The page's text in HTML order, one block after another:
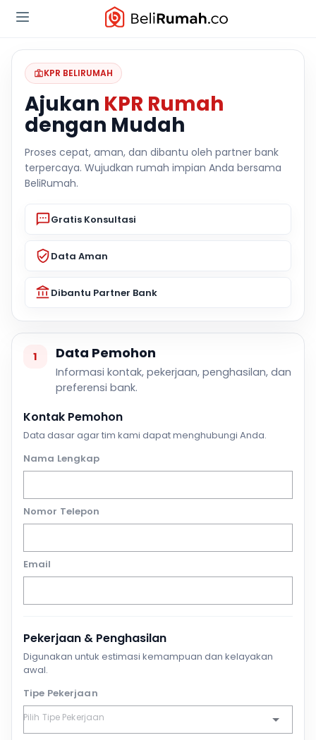
KPR BELIRUMAH
Ajukan KPR Rumah
dengan Mudah
Proses cepat, aman, dan dibantu oleh partner bank
terpercaya. Wujudkan rumah impian Anda bersama
BeliRumah.
Gratis Konsultasi
Data Aman
Dibantu Partner Bank
1 Data Pemohon
Informasi kontak, pekerjaan, penghasilan, dan
preferensi bank.
Kontak Pemohon
Data dasar agar tim kami dapat menghubungi Anda.
Nama Lengkap
Nomor Telepon
Email
Pekerjaan & Penghasilan
Digunakan untuk estimasi kemampuan dan kelayakan
awal.
Tipe Pekerjaan